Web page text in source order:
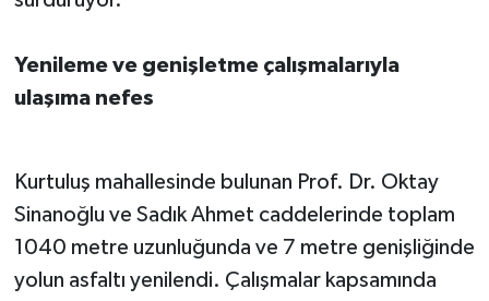
Yenileme ve genişletme çalışmalarıyla
ulaşıma nefes
Kurtuluş mahallesinde bulunan Prof. Dr. Oktay
Sinanoğlu ve Sadık Ahmet caddelerinde toplam
1040 metre uzunluğunda ve 7 metre genişliğinde
yolun asfaltı yenilendi. Çalışmalar kapsamında